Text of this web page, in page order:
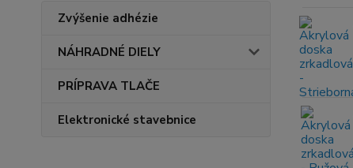
Zvýšenie adhézie
NÁHRADNÉ DIELY
PRÍPRAVA TLAČE
Elektronické stavebnice